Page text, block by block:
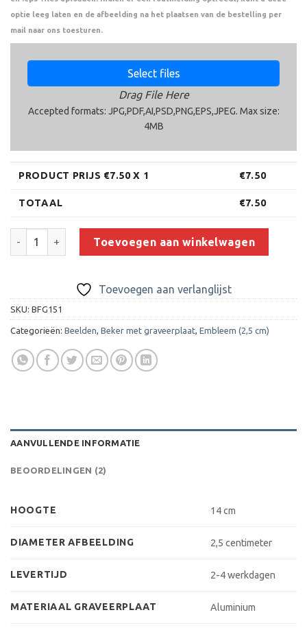
optie leeg laten en de afbeelding na het plaatsen van de bestelling per
mail naar ons toesturen.
Select files
Drag File Here
Accepted formats: JPG,PDF,AI,PSD,PNG,EPS,JPEG. Max size:
4MB
PRODUCT PRIJS €7.50X 1 €7.50
TOTAAL €7.50
Toevoegen aan winkelwagen
Toevoegen aan verlanglijst
SKU: BFG151
Categorieën: Beelden Beker met graveerplaat Embleem (2,5 cm)
AANVULLENDE INFORMATIE
BEOORDELINGEN (2)
HOOGTE 14 cm
DIAMETER AFBEELDING 2,5 centimeter
LEVERTIJD 2-4 werkdagen
MATERIAAL GRAVEERPLAAT Aluminium